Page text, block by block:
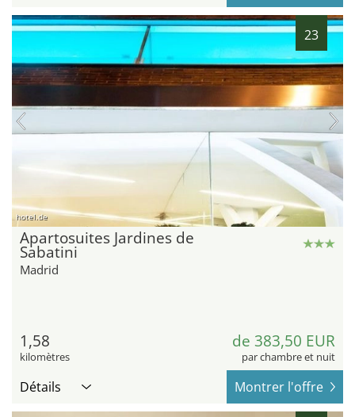
23
hotel.de
Apartosuites Jardines de
Sabatini
Madrid
1,58
kilomètres
de 383,50 EUR
par chambre et nuit
Détails Montrer l'offre